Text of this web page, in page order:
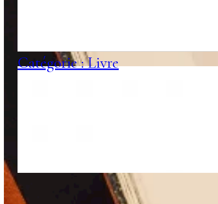
Catégorie : Livre